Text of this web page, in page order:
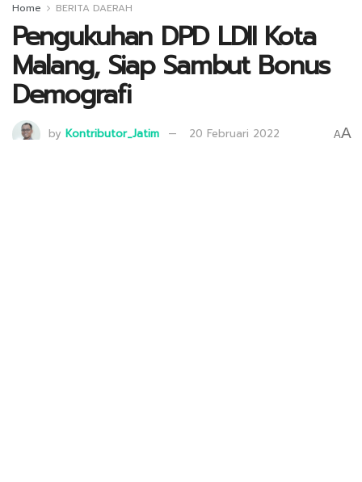
Home BERITA DAERAH
Pengukuhan DPD LDII Kota
Malang, Siap Sambut Bonus
Demografi
by Kontributor_Jatim 20 Februari 2022 AA